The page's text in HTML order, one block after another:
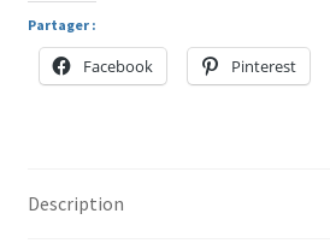
PACK
1)
Partager :
Facebook Pinterest
Description